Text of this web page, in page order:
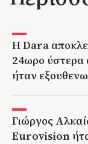
Η Dara
24ωρο
ήταν
Γιώργος
Eurovision